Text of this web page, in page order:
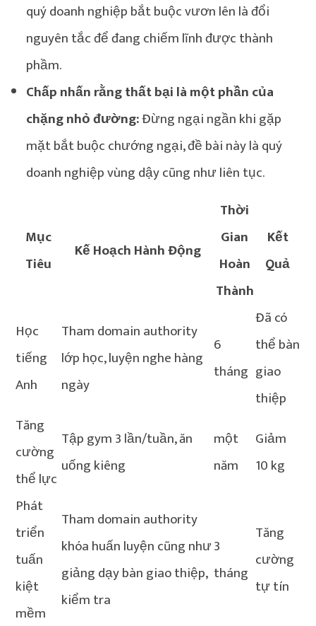
quý doanh nghiệp bắt buộc vươn lên là đổi
nguyên tắc để đang chiếm lĩnh được thành
phầm.
Chấp nhấn rằng thất bại là một phần của
chặng nhỏ đường:Đừng ngại ngần khi gặp
mặt bắt buộc chướng ngại, đề bài này là quý
doanh nghiệp vùng dậy cũng như liên tục.
Mục
Tiêu
Kế Hoạch Hành Động
Thời
Gian
Hoàn
Thành
Kết
Quả
Học
tiếng
Anh
Tham domain authority
lớp học, luyện nghe hàng
ngày
6
tháng
Đã có
thể bàn
giao
thiệp
Tăng
cường
thể lực
Tập gym 3 lần/tuần, ăn
uống kiêng
một
năm
Giảm
10 kg
Phát
triển
tuấn
kiệt
mềm
Tham domain authority
khóa huấn luyện cũng như
giảng dạy bàn giao thiệp,
kiểm tra
3
tháng
Tăng
cường
tự tín